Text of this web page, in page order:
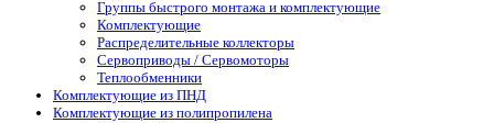
Группы быстрого монтажа и комплектующие
Комплектующие
Распределительные коллекторы
Сервоприводы / Сервомоторы
Теплообменники
Комплектующие из ПНД
Комплектующие из полипропилена